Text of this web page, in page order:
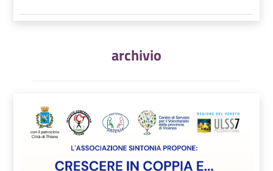
archivio